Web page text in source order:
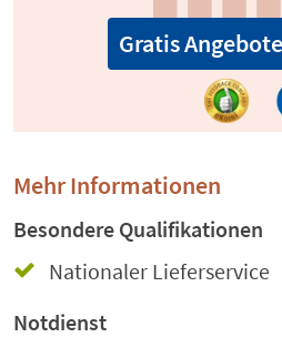
Gratis
Mehr Informationen
Besondere Qualifikationen
Nationaler Lieferservice
Notdienst